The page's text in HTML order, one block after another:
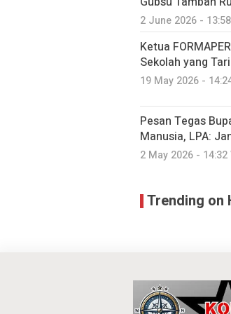
2 June 2026 -
Ketua
Sekolah yang
19 May 2026 -
Pesan Tegas
Manusia, LPA:
2 May 2026 - 14:32
Trending on